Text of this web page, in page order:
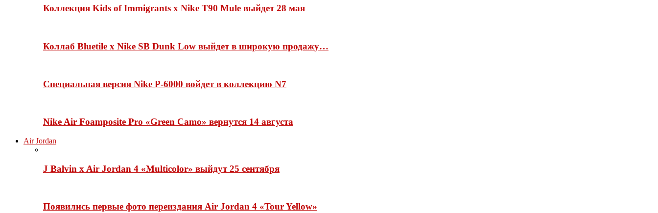
Коллекция Kids of Immigrants x Nike T90 Mule выйдет 28 мая
Коллаб Bluetile x Nike SB Dunk Low выйдет в широкую продажу…
Специальная версия Nike P-6000 войдет в коллекцию N7
Nike Air Foamposite Pro «Green Camo» вернутся 14 августа
Air Jordan
J Balvin x Air Jordan 4 «Multicolor» выйдут 25 сентября
Появились первые фото переиздания Air Jordan 4 «Tour Yellow»